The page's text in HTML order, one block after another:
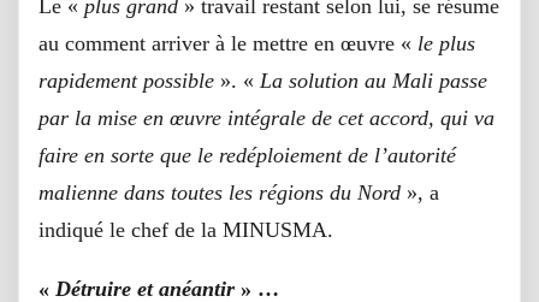
Le « plus grand » travail restant selon lui, se résume
au comment arriver à le mettre en œuvre « le plus
rapidement possible ». « La solution au Mali passe
par la mise en œuvre intégrale de cet accord, qui va
faire en sorte que le redéploiement de l’autorité
malienne dans toutes les régions du Nord », a
indiqué le chef de la MINUSMA.
« Détruire et anéantir » …